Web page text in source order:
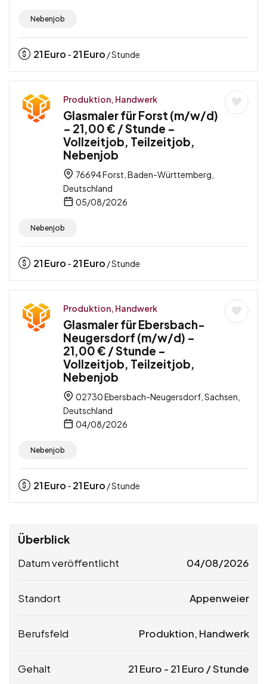
Nebenjob
21Euro - 21Euro / Stunde
Produktion, Handwerk
Glasmaler für Forst (m/w/d)
– 21,00 € / Stunde –
Vollzeitjob, Teilzeitjob,
Nebenjob
76694 Forst, Baden-Württemberg,
Deutschland
05/08/2026
Nebenjob
21Euro - 21Euro / Stunde
Produktion, Handwerk
Glasmaler für Ebersbach-
Neugersdorf (m/w/d) –
21,00 € / Stunde –
Vollzeitjob, Teilzeitjob,
Nebenjob
02730 Ebersbach-Neugersdorf, Sachsen,
Deutschland
04/08/2026
Nebenjob
21Euro - 21Euro / Stunde
Überblick
Datum veröffentlicht 04/08/2026
Standort Appenweier
Berufsfeld Produktion, Handwerk
Gehalt 21 Euro - 21 Euro / Stunde